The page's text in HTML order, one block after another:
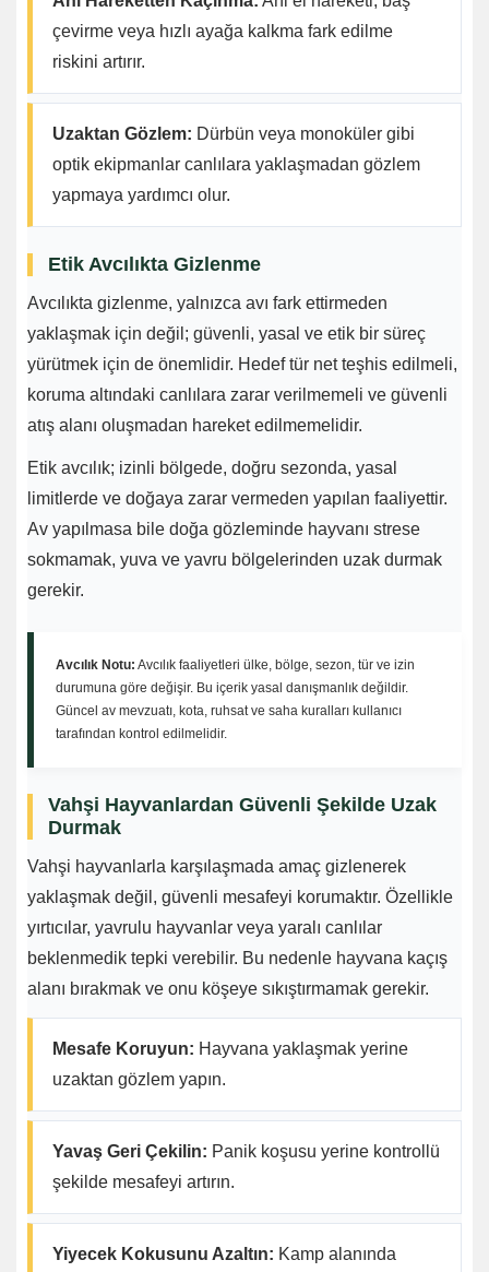
çevirme veya hızlı ayağa kalkma fark edilme
riskini artırır.
Uzaktan Gözlem: Dürbün veya monoküler gibi
optik ekipmanlar canlılara yaklaşmadan gözlem
yapmaya yardımcı olur.
Etik Avcılıkta Gizlenme
Avcılıkta gizlenme, yalnızca avı fark ettirmeden
yaklaşmak için değil; güvenli, yasal ve etik bir süreç
yürütmek için de önemlidir. Hedef tür net teşhis edilmeli,
koruma altındaki canlılara zarar verilmemeli ve güvenli
atış alanı oluşmadan hareket edilmemelidir.
Etik avcılık; izinli bölgede, doğru sezonda, yasal
limitlerde ve doğaya zarar vermeden yapılan faaliyettir.
Av yapılmasa bile doğa gözleminde hayvanı strese
sokmamak, yuva ve yavru bölgelerinden uzak durmak
gerekir.
Avcılık Notu: Avcılık faaliyetleri ülke, bölge, sezon, tür ve izin
durumuna göre değişir. Bu içerik yasal danışmanlık değildir.
Güncel av mevzuatı, kota, ruhsat ve saha kuralları kullanıcı
tarafından kontrol edilmelidir.
Vahşi Hayvanlardan Güvenli Şekilde Uzak
Durmak
Vahşi hayvanlarla karşılaşmada amaç gizlenerek
yaklaşmak değil, güvenli mesafeyi korumaktır. Özellikle
yırtıcılar, yavrulu hayvanlar veya yaralı canlılar
beklenmedik tepki verebilir. Bu nedenle hayvana kaçış
alanı bırakmak ve onu köşeye sıkıştırmamak gerekir.
Mesafe Koruyun: Hayvana yaklaşmak yerine
uzaktan gözlem yapın.
Yavaş Geri Çekilin: Panik koşusu yerine kontrollü
şekilde mesafeyi artırın.
Yiyecek Kokusunu Azaltın: Kamp alanında